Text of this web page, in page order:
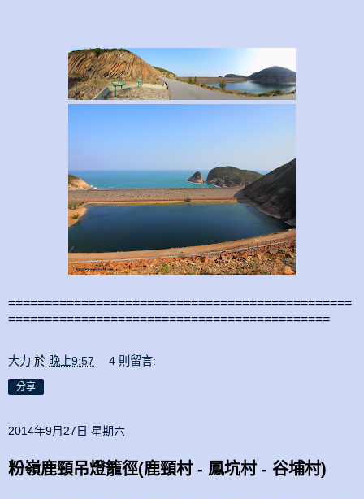
===============================================
============================================
大力 於 晚上9:57 4 則留言:
分享
2014年9月27日 星期六
粉嶺鹿頸吊燈籠徑(鹿頸村 - 鳳坑村 - 谷埔村)